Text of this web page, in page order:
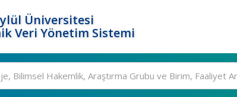
Üniversitesi
Veri Yönetim Sistemi